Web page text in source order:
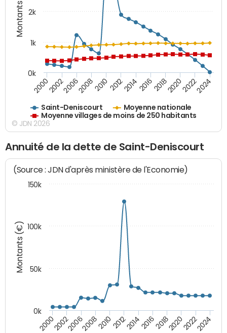
Montants (€)
Saint-Deniscourt
Moyenne nationale
Moyenne villages de moins de 250 habitants
20002002200620082010 2012201420162018202020222024
0k
1k
2k
© JDN 2026
Annuité de la dette de Saint-Deniscourt
Montants (€)
(Source : JDN d'après ministère de l'Economie)
200020022006200820102012201420162018202020222024
0k
50k
100k
150k